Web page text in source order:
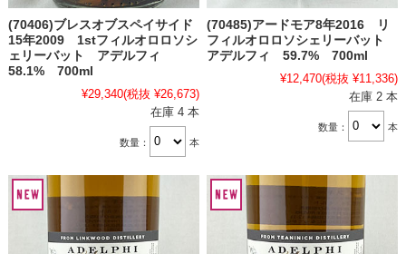
(70406)ブレスオブスペイサイド
15年2009 1stフィルオロロソシ
ェリーバット アデルフィ
58.1% 700ml
¥29,340(税抜 ¥26,673)
在庫 4 本
数量： 本
(70485)アードモア8年2016 リ
フィルオロロソシェリーバット
アデルフィ 59.7% 700ml
¥12,470(税抜 ¥11,336)
在庫 2 本
数量： 本